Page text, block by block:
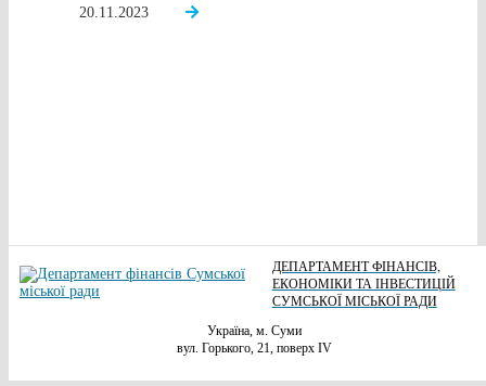
20.11.2023
ДЕПАРТАМЕНТ ФІНАНСІВ,
ЕКОНОМІКИ ТА ІНВЕСТИЦІЙ
СУМСЬКОЇ МІСЬКОЇ РАДИ
Україна, м. Суми
вул. Горького, 21, поверх IV